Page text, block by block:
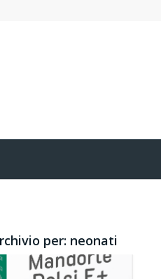
per: neonati